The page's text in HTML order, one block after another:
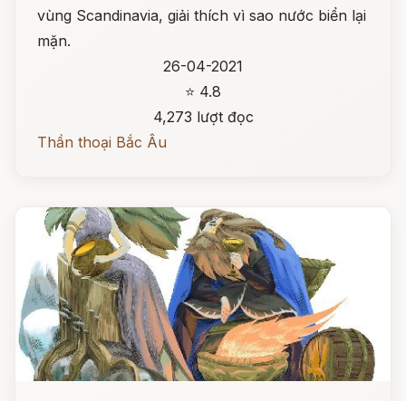
vùng Scandinavia, giải thích vì sao nước biển lại
mặn.
26-04-2021
⭐ 4.8
4,273 lượt đọc
Thần thoại Bắc Âu